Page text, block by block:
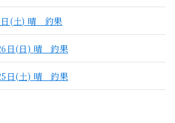
日(土) 晴 釣果
日(日) 晴 釣果
日(土) 晴 釣果